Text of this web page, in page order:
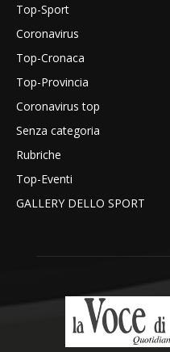
Top-Sport
Coronavirus
Top-Cronaca
Top-Provincia
Coronavirus top
Senza categoria
Rubriche
Top-Eventi
GALLERY DELLO SPORT